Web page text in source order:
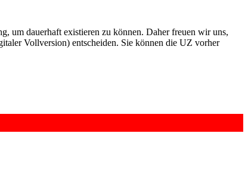
um dauerhaft existieren zu können. Daher freuen wir uns,
Vollversion) entscheiden. Sie können die UZ vorher